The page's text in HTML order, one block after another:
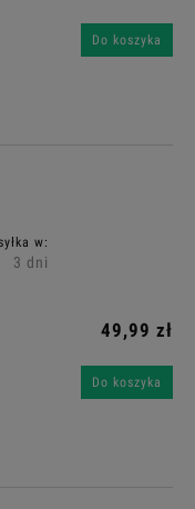
Do koszyka
w:
3 dni
49,99 zł
Do koszyka